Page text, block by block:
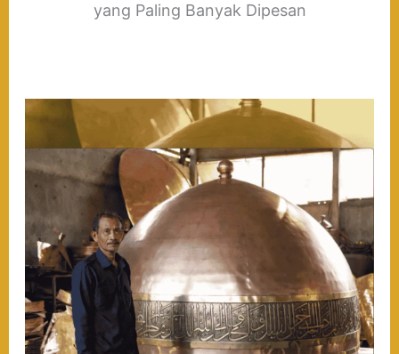
yang Paling Banyak Dipesan